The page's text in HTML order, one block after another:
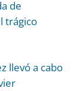
de
trágico
llevó a cabo